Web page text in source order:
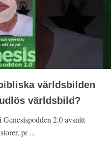
världsbilden
världsbild?
2.0 avsnitt
pr ...